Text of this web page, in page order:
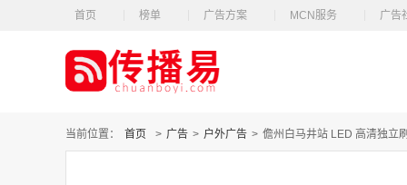
首页 榜单 广告方案 MCN服务 广告
当前位置： 首页 > 广告 > 户外广告 > 儋州白马井站 LED 高清独立